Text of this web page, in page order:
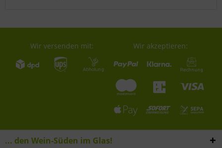
Wir versenden mit: Wir akzeptieren:
... den Wein-Süden im Glas!